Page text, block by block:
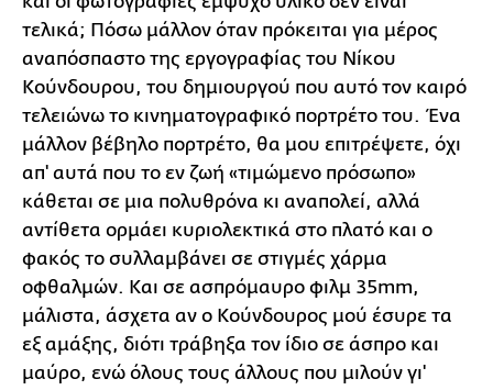
τελικά; Πόσω μάλλον όταν πρόκειται για μέρος
αναπόσπαστο της εργογραφίας του Νίκου
Κούνδουρου, του δημιουργού που αυτό τον καιρό
τελειώνω το κινηματογραφικό πορτρέτο του. Ένα
μάλλον βέβηλο πορτρέτο, θα μου επιτρέψετε, όχι
απ' αυτά που το εν ζωή «τιμώμενο πρόσωπο»
κάθεται σε μια πολυθρόνα κι αναπολεί, αλλά
αντίθετα ορμάει κυριολεκτικά στο πλατό και ο
φακός το συλλαμβάνει σε στιγμές χάρμα
οφθαλμών. Και σε ασπρόμαυρο φιλμ 35mm,
μάλιστα, άσχετα αν ο Κούνδουρος μού έσυρε τα
εξ αμάξης, διότι τράβηξα τον ίδιο σε άσπρο και
μαύρο, ενώ όλους τους άλλους που μιλούν γι'